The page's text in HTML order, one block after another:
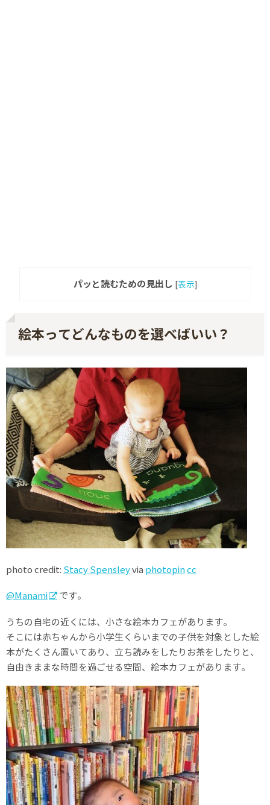
パッと読むための見出し [表示]
絵本ってどんなものを選べばいい？
photo credit: Stacy Spensleyvia photopincc
@Manami です。
うちの自宅の近くには、小さな絵本カフェがあります。
そこには赤ちゃんから小学生くらいまでの子供を対象とした絵
本がたくさん置いてあり、立ち読みをしたりお茶をしたりと、
自由きままな時間を過ごせる空間、絵本カフェがあります。